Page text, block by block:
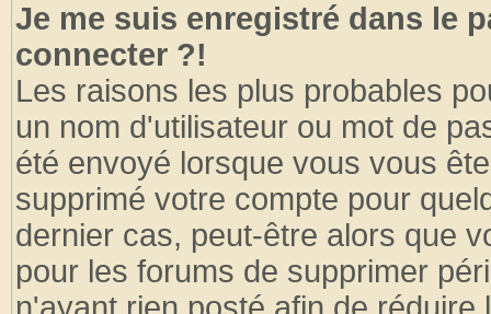
Je me suis enregistré dans le
connecter ?!
Les raisons les plus probables
un nom d'utilisateur ou mot de
été envoyé lorsque vous vous
supprimé votre compte pour
dernier cas, peut-être alors que
pour les forums de supprimer